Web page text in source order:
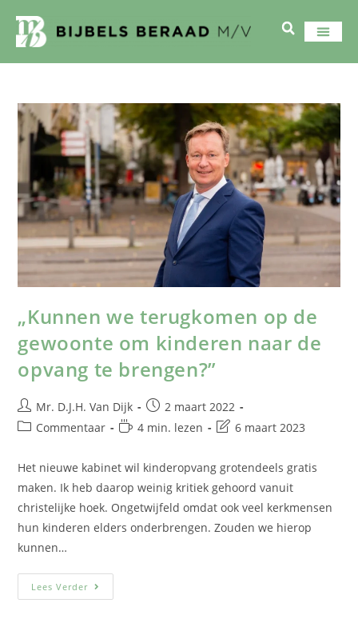
„Kunnen we terugkomen op de
gewoonte om kinderen naar de
opvang te brengen?”
Mr. D.J.H. Van Dijk
2 maart 2022
Commentaar
4 min. lezen 6 maart 2023
Het nieuwe kabinet wil kinderopvang grotendeels gratis
maken. Ik heb daarop weinig kritiek gehoord vanuit
christelijke hoek. Ongetwijfeld omdat ook veel kerkmensen
hun kinderen elders onderbrengen. Zouden we hierop
kunnen…
Lees Verder